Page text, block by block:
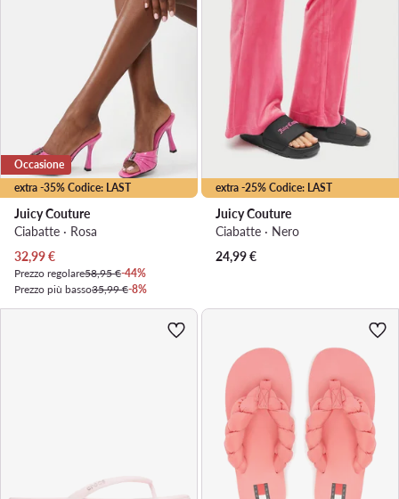
extra -35% Codice: LAST
Occasione
Juicy Couture
Ciabatte · Rosa
Prezzo attuale
32,99€
Prezzo regolare58,95 €-44%
Prezzo più basso35,99 €-8%
extra -25% Codice: LAST
Juicy Couture
Ciabatte · Nero
24,99€